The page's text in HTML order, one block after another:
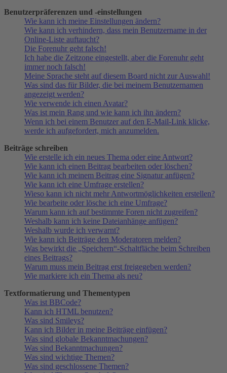
Benutzerpräferenzen und -einstellungen
Wie kann ich meine Einstellungen ändern?
Wie kann ich verhindern, dass mein Benutzername in der
Online-Liste auftaucht?
Die Forenuhr geht falsch!
Ich habe die Zeitzone eingestellt, aber die Forenuhr geht
immer noch falsch!
Meine Sprache steht auf diesem Board nicht zur Auswahl!
Was sind das für Bilder, die bei meinem Benutzernamen
angezeigt werden?
Wie verwende ich einen Avatar?
Was ist mein Rang und wie kann ich ihn ändern?
Wenn ich bei einem Benutzer auf den E-Mail-Link klicke,
werde ich aufgefordert, mich anzumelden.
Beiträge schreiben
Wie erstelle ich ein neues Thema oder eine Antwort?
Wie kann ich einen Beitrag bearbeiten oder löschen?
Wie kann ich meinem Beitrag eine Signatur anfügen?
Wie kann ich eine Umfrage erstellen?
Wieso kann ich nicht mehr Antwortmöglichkeiten erstellen?
Wie bearbeite oder lösche ich eine Umfrage?
Warum kann ich auf bestimmte Foren nicht zugreifen?
Weshalb kann ich keine Dateianhänge anfügen?
Weshalb wurde ich verwarnt?
Wie kann ich Beiträge den Moderatoren melden?
Was bewirkt die „Speichern“-Schaltfläche beim Schreiben
eines Beitrags?
Warum muss mein Beitrag erst freigegeben werden?
Wie markiere ich ein Thema als neu?
Textformatierung und Thementypen
Was ist BBCode?
Kann ich HTML benutzen?
Was sind Smileys?
Kann ich Bilder in meine Beiträge einfügen?
Was sind globale Bekanntmachungen?
Was sind Bekanntmachungen?
Was sind wichtige Themen?
Was sind geschlossene Themen?